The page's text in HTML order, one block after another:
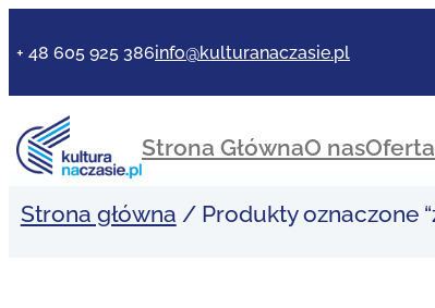
do
+ 48 605 925 386info@kulturanaczasie.pl
Strona GłównaO nasOferta
Strona główna / Produkty oznaczone